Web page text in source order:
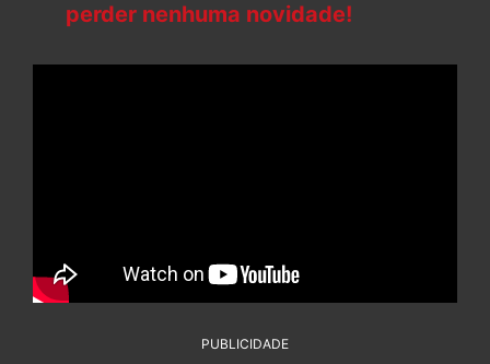
perder nenhuma novidade!
PUBLICIDADE